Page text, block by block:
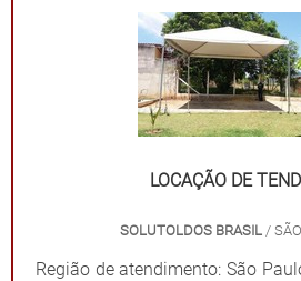
LOCAÇÃO DE
SOLUTOLDOS BRASIL /
Região de atendimento: São